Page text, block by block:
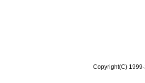
Copyright(C)